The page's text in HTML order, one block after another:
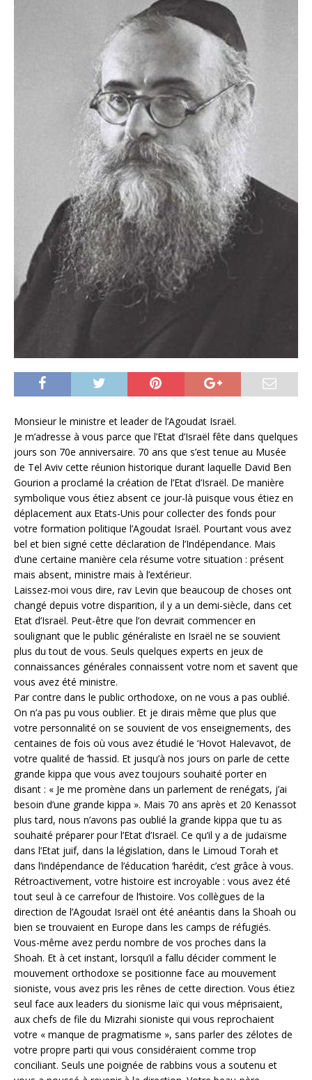
Monsieur le ministre et leader de l’Agoudat Israël.
Je m’adresse à vous parce que l’Etat d’Israël fête dans quelques
jours son 70e anniversaire. 70 ans que s’est tenue au Musée
de Tel Aviv cette réunion historique durant laquelle David Ben
Gourion a proclamé la création de l’Etat d’Israël. De manière
symbolique vous étiez absent ce jour-là puisque vous étiez en
déplacement aux Etats-Unis pour collecter des fonds pour
votre formation politique l’Agoudat Israël. Pourtant vous avez
bel et bien signé cette déclaration de l’Indépendance. Mais
d’une certaine manière cela résume votre situation : présent
mais absent, ministre mais à l’extérieur.
Laissez-moi vous dire, rav Levin que beaucoup de choses ont
changé depuis votre disparition, il y a un demi-siècle, dans cet
Etat d’Israël. Peut-être que l’on devrait commencer en
soulignant que le public généraliste en Israël ne se souvient
plus du tout de vous. Seuls quelques experts en jeux de
connaissances générales connaissent votre nom et savent que
vous avez été ministre.
Par contre dans le public orthodoxe, on ne vous a pas oublié.
On n’a pas pu vous oublier. Et je dirais même que plus que
votre personnalité on se souvient de vos enseignements, des
centaines de fois où vous avez étudié le ‘Hovot Halevavot, de
votre qualité de ‘hassid. Et jusqu’à nos jours on parle de cette
grande kippa que vous avez toujours souhaité porter en
disant : « Je me promène dans un parlement de renégats, j’ai
besoin d’une grande kippa ». Mais 70 ans après et 20 Kenassot
plus tard, nous n’avons pas oublié la grande kippa que tu as
souhaité préparer pour l’Etat d’Israël. Ce qu’il y a de judaïsme
dans l’Etat juif, dans la législation, dans le Limoud Torah et
dans l’indépendance de l’éducation ‘harédit, c’est grâce à vous.
Rétroactivement, votre histoire est incroyable : vous avez été
tout seul à ce carrefour de l’histoire. Vos collègues de la
direction de l’Agoudat Israël ont été anéantis dans la Shoah ou
bien se trouvaient en Europe dans les camps de réfugiés.
Vous-même avez perdu nombre de vos proches dans la
Shoah. Et à cet instant, lorsqu’il a fallu décider comment le
mouvement orthodoxe se positionne face au mouvement
sioniste, vous avez pris les rênes de cette direction. Vous étiez
seul face aux leaders du sionisme laïc qui vous méprisaient,
aux chefs de file du Mizrahi sioniste qui vous reprochaient
votre « manque de pragmatisme », sans parler des zélotes de
votre propre parti qui vous considéraient comme trop
conciliant. Seuls une poignée de rabbins vous a soutenu et